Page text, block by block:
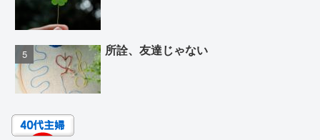
所詮、友達じゃない